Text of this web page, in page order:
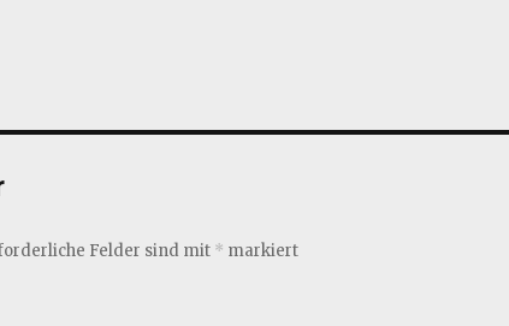
Felder sind mit * markiert